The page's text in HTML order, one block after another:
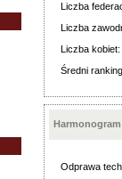
Liczba
Liczba
Liczba kobiet:
Średni
Odprawa